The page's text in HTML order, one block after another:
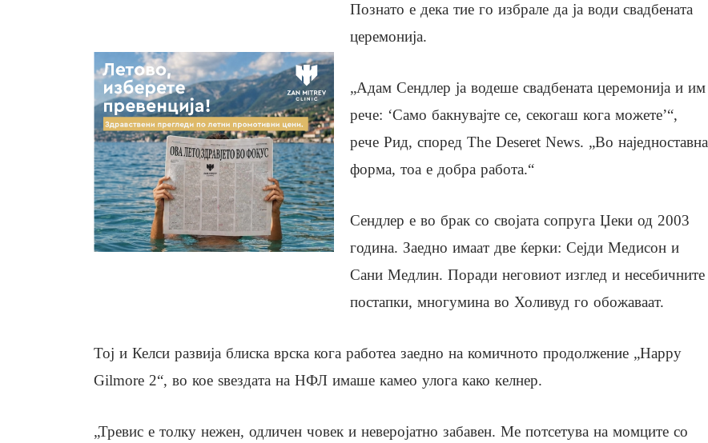
Познато е дека тие го избрале да ја води свадбената
церемонија.
„Адам Сендлер ја водеше свадбената церемонија и им
рече: ‘Само бакнувајте се, секогаш кога можете’“,
рече Рид, според The ​​Deseret News. „Во наједноставна
форма, тоа е добра работа.“
Сендлер е во брак со својата сопруга Џеки од 2003
година. Заедно имаат две ќерки: Сејди Медисон и
Сани Медлин. Поради неговиот изглед и несебичните
постапки, многумина во Холивуд го обожаваат.
Тој и Келси развија блиска врска кога работеа заедно на комичното продолжение „Happy
Gilmore 2“, во кое ѕвездата на НФЛ имаше камео улога како келнер.
„Тревис е толку нежен, одличен човек и неверојатно забавен. Ме потсетува на момците со